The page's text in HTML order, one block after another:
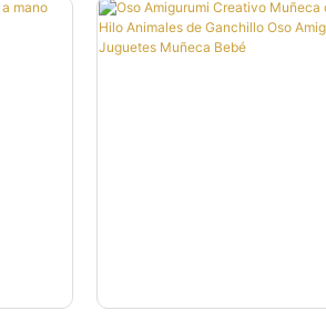
muestras baratas.Tenemos
propia fábrica en China, lo